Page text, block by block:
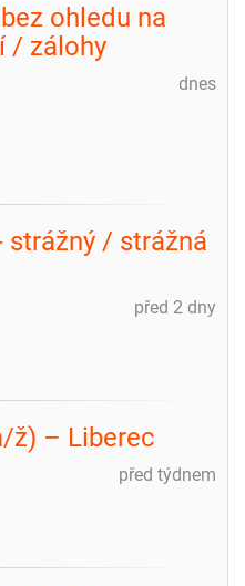
ohledu na
/ zálohy
dnes
strážný / strážná
před 2 dny
ž) – Liberec
před týdnem